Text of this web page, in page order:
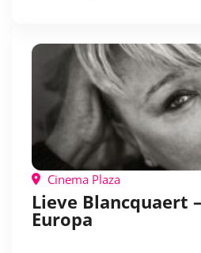
Cinema Plaza
Lieve Blancquaert
Europa